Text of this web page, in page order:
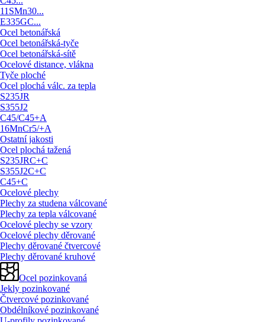
11SMn30...
E335GC...
Ocel betonářská
Ocel betonářská-tyče
Ocel betonářská-sítě
Ocelové distance, vlákna
Tyče ploché
Ocel plochá válc. za tepla
S235JR
S355J2
C45/C45+A
16MnCr5/+A
Ostatní jakosti
Ocel plochá tažená
S235JRC+C
S355J2C+C
C45+C
Ocelové plechy
Plechy za studena válcované
Plechy za tepla válcované
Ocelové plechy se vzory
Ocelové plechy děrované
Plechy děrované čtvercové
Plechy děrované kruhové
Ocel pozinkovaná
Jekly pozinkované
Čtvercové pozinkované
Obdélníkové pozinkované